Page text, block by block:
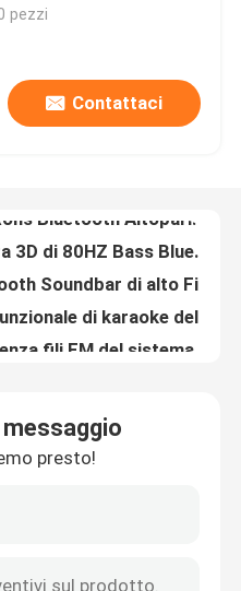
metallici
power bank,
pezzi
Contattaci
2,1 Nearfield ha fissato i bordi dell'altoparlante del computer - suono
presto!